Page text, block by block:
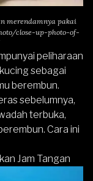
merendamnya pakai
close-up-photo-of-
peliharaan
sebagai
berembun.
sebelumnya,
terbuka,
Cara ini
Jam Tangan